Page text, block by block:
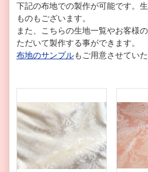
下記の布地での製作が可能です。
ものもございます。
また、こちらの生地一覧やお客様
ただいて製作する事ができます。
布地のサンプルもご用意させてい